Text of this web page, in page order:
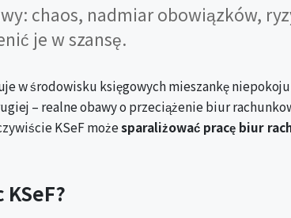
chaos, nadmiar obowiązków,
je w szansę.
w środowisku księgowych mieszankę
– realne obawy o przeciążenie biur
KSeF możesparaliżować pracę biur